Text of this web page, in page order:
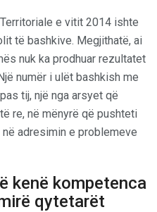
e vitit 2014 ishte
të bashkive. Megjithatë, ai
nuk ka prodhuar rezultatet
numër i ulët bashkish me
tij, një nga arsyet që
re, në mënyrë që pushteti
adresimin e problemeve
kenë kompetenca
qytetarët